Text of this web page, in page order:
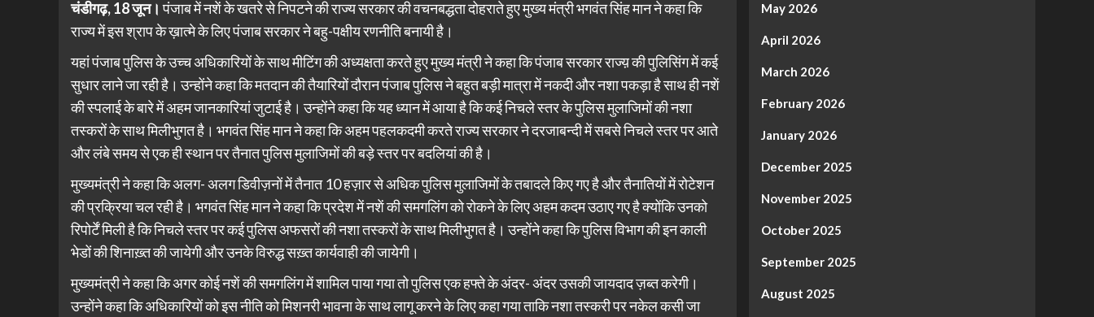
चंडीगढ़, 18 जून।पंजाब में नशें के खतरे से निपटने की राज्य सरकार की वचनबद्धता दोहराते हुए मुख्य मंत्री भगवंत सिंह मान ने कहा कि
राज्य में इस श्राप के ख़ात्मे के लिए पंजाब सरकार ने बहु-पक्षीय रणनीति बनायी है।
यहां पंजाब पुलिस के उच्च अधिकारियों के साथ मीटिंग की अध्यक्षता करते हुए मुख्य मंत्री ने कहा कि पंजाब सरकार राज्य़ की पुलिसिंग में कई
सुधार लाने जा रही है। उन्होंने कहा कि मतदान की तैयारियों दौरान पंजाब पुलिस ने बहुत बड़ी मात्रा में नकदी और नशा पकड़ा है साथ ही नशें
की स्पलाई के बारे में अहम जानकारियां जुटाई है। उन्होंने कहा कि यह ध्यान में आया है कि कई निचले स्तर के पुलिस मुलाजिमों की नशा
तस्करों के साथ मिलीभुगत है। भगवंत सिंह मान ने कहा कि अहम पहलकदमी करते राज्य सरकार ने दरजाबन्दी में सबसे निचले स्तर पर आते
और लंबे समय से एक ही स्थान पर तैनात पुलिस मुलाजिमों की बड़े स्तर पर बदलियां की है।
मुख्यमंत्री ने कहा कि अलग- अलग डिवीज़नों में तैनात 10 हज़ार से अधिक पुलिस मुलाजिमों के तबादले किए गए है और तैनातियों में रोटेशन
की प्रक्रिया चल रही है। भगवंत सिंह मान ने कहा कि प्रदेश में नशें की समगलिंग को रोकने के लिए अहम कदम उठाए गए है क्योंकि उनको
रिपोर्टें मिली है कि निचले स्तर पर कई पुलिस अफसरों की नशा तस्करों के साथ मिलीभुगत है। उन्होंने कहा कि पुलिस विभाग की इन काली
भेडों की शिनाख़्त की जायेगी और उनके विरुद्ध सख़्त कार्यवाही की जायेगी।
मुख्यमंत्री ने कहा कि अगर कोई नशें की समगलिंग में शामिल पाया गया तो पुलिस एक हफ्ते के अंदर- अंदर उसकी जायदाद ज़ब्त करेगी।
उन्होंने कहा कि अधिकारियों को इस नीति को मिशनरी भावना के साथ लागू करने के लिए कहा गया ताकि नशा तस्करी पर नकेल कसी जा
May 2026
April 2026
March 2026
February 2026
January 2026
December 2025
November 2025
October 2025
September 2025
August 2025